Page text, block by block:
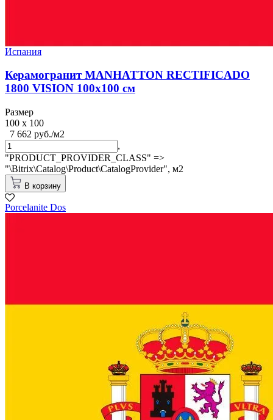
Испания
Керамогранит MANHATTON RECTIFICADO
1800 VISION 100x100 см
Размер
100 x 100
7 662 руб./м2
,
"PRODUCT_PROVIDER_CLASS" =>
"\Bitrix\Catalog\Product\CatalogProvider", м2
В корзину
Porcelanite Dos